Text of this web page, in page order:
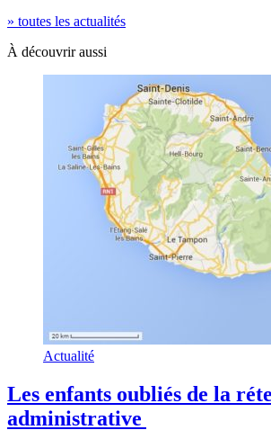
» toutes les actualités
À découvrir aussi
Actualité
Les enfants oubliés de la
administrative